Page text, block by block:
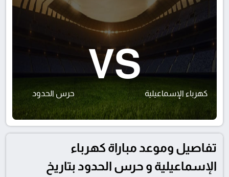
كهرباء الإسماعيلية
VS
حرس الحدود
تفاصيل وموعد مباراة كهرباء
الإسماعيلية و حرس الحدود بتاريخ